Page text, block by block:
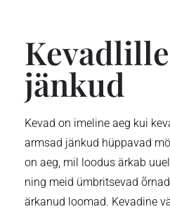
jänkud
Kevad on imeline aeg kui
armsad jänkud hüppavad
on aeg, mil loodus ärkab
ning meid ümbritsevad
ärkanud loomad. Kevadine